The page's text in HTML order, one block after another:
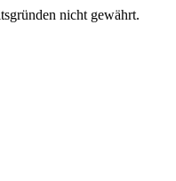
nicht gewährt.